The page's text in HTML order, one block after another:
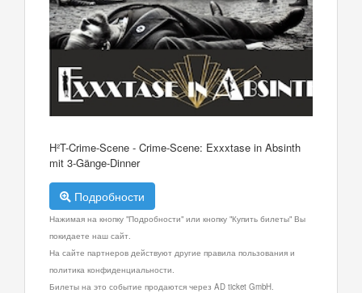
H²T-Crime-Scene - Crime-Scene: Exxxtase in Absinth
mit 3-Gänge-Dinner
Подробности
Нажимая на кнопку "Подробности" или кнопку "Купить билеты" Вы
покидаете наш сайт.
На сайте партнеров действуют другие правила пользования и
политика конфиденциальности.
Билеты на это событие продаются через AD ticket GmbH.